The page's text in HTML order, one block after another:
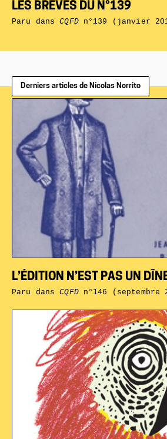
LES BRÈVES DU N°139
Paru dansCQFDn°139 (janvier
Derniers articles de Nicolas Norrito
L’ÉDITION N’EST PAS UN
Paru dansCQFDn°146 (septembre